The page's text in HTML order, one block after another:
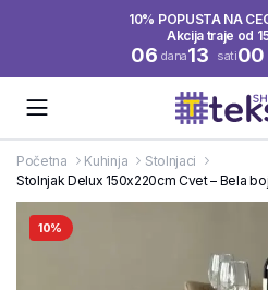
10% POPUSTA NA
Akcija traje od
06 dana13 sati00
Početna Kuhinja
Stolnjaci
Stolnjak Delux 150x220cm Cvet – Bela
10%